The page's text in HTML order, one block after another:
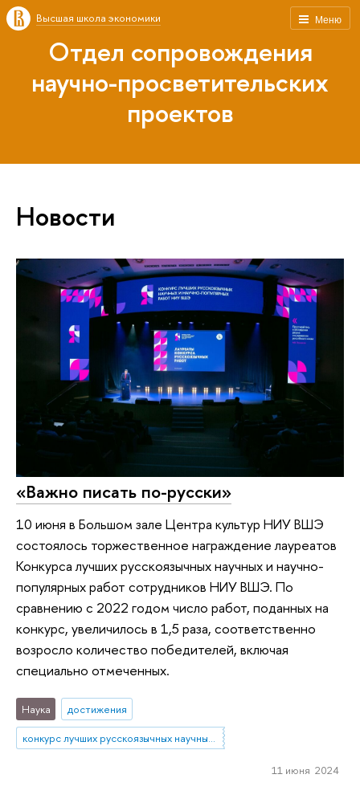
Меню
Высшая школа экономики
Отдел сопровождения
научно-просветительских
проектов
Новости
«Важно писать по-русски»
10 июня в Большом зале Центра культур НИУ ВШЭ
состоялось торжественное награждение лауреатов
Конкурса лучших русскоязычных научных и научно-
популярных работ сотрудников НИУ ВШЭ. По
сравнению с 2022 годом число работ, поданных на
конкурс, увеличилось в 1,5 раза, соответственно
возросло количество победителей, включая
специально отмеченных.
Наука
достижения
конкурс лучших русскоязычных научных работ
11 июня 2024